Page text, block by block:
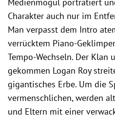
Charakter auch nur im
Man verpasst dem Intro
verrücktem Piano-
Tempo-Wechseln. Der Klan
gekommen Logan Roy
gigantisches Erbe. Um die
vermenschlichen, werden
und Eltern mit einer